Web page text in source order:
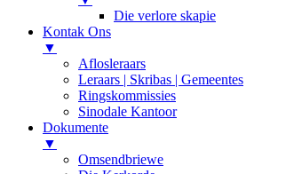
Die verlore skapie
Kontak Ons
▼
Aflosleraars
Leraars | Skribas | Gemeentes
Ringskommissies
Sinodale Kantoor
Dokumente
▼
Omsendbriewe